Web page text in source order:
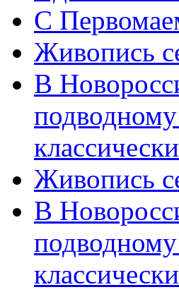
C
Живопись
В
подводному
Живопись
В
подводному